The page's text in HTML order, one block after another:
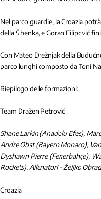
Nel parco guardie, la Croazia
della Šibenka, e Goran Filipović
Con Mateo Drežnjak della
parco lunghi composto da Toni
Riepilogo delle formazioni:
Team Dražen Petrović
Shane Larkin (Anadolu Efes),
Andre Obst (Bayern Monaco),
Dyshawn Pierre (Fenerbahçe),
Rockets). Allenatori – Željko
Croazia